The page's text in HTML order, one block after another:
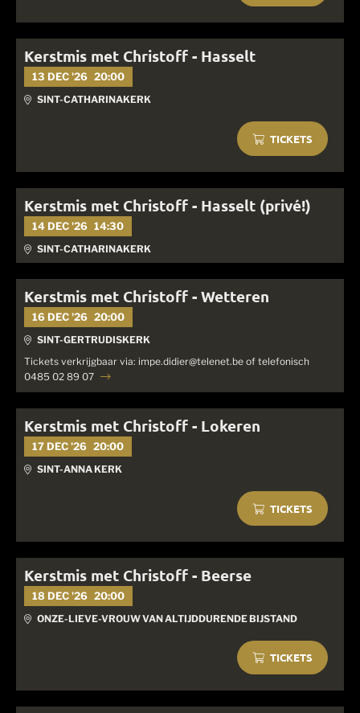
Kerstmis met Christoff - Hasselt
13 DEC '26 20:00
SINT-CATHARINAKERK
TICKETS
Kerstmis met Christoff - Hasselt (privé!)
14 DEC '26 14:30
SINT-CATHARINAKERK
Kerstmis met Christoff - Wetteren
16 DEC '26 20:00
SINT-GERTRUDISKERK
Tickets verkrijgbaar via: impe.didier@telenet.be of telefonisch
0485 02 89 07
Kerstmis met Christoff - Lokeren
17 DEC '26 20:00
SINT-ANNA KERK
TICKETS
Kerstmis met Christoff - Beerse
18 DEC '26 20:00
ONZE-LIEVE-VROUW VAN ALTIJDDURENDE BIJSTAND
TICKETS